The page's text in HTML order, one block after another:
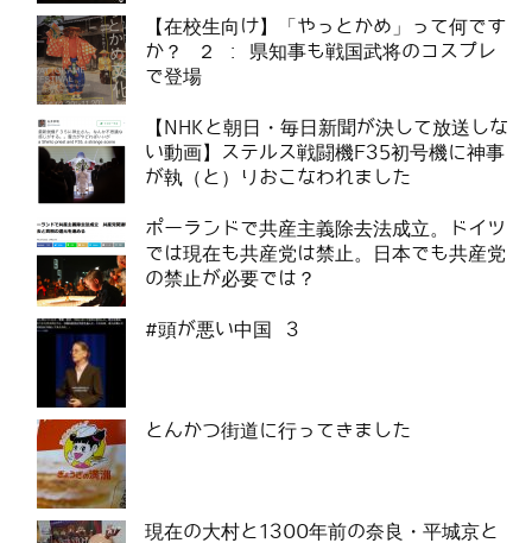
【在校生向け】「やっとかめ」って何です
か？ ２ : 県知事も戦国武将のコスプレ
で登場
【NHKと朝日・毎日新聞が決して放送しな
い動画】ステルス戦闘機F35初号機に神事
が執（と）りおこなわれました
ポーランドで共産主義除去法成立。ドイツ
では現在も共産党は禁止。日本でも共産党
の禁止が必要では？
#頭が悪い中国 3
とんかつ街道に行ってきました
現在の大村と1300年前の奈良・平城京と